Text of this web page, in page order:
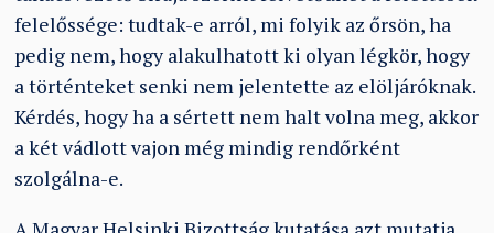
felelőssége: tudtak-e arról, mi folyik az őrsön, ha
pedig nem, hogy alakulhatott ki olyan légkör, hogy
a történteket senki nem jelentette az elöljáróknak.
Kérdés, hogy ha a sértett nem halt volna meg, akkor
a két vádlott vajon még mindig rendőrként
szolgálna-e.